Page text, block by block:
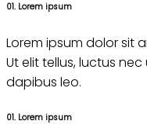
01. Lorem ipsum
Lorem ipsum dolor sit
Ut elit tellus, luctus
dapibus leo.
01. Lorem ipsum